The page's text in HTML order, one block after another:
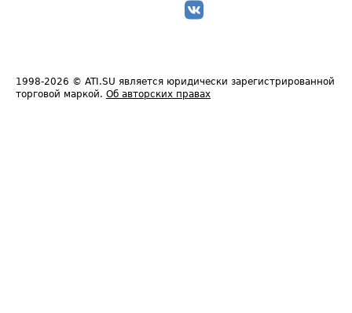
1998-2026 © ATI.SU является юридически зарегистрированной
торговой маркой. Об авторских правах